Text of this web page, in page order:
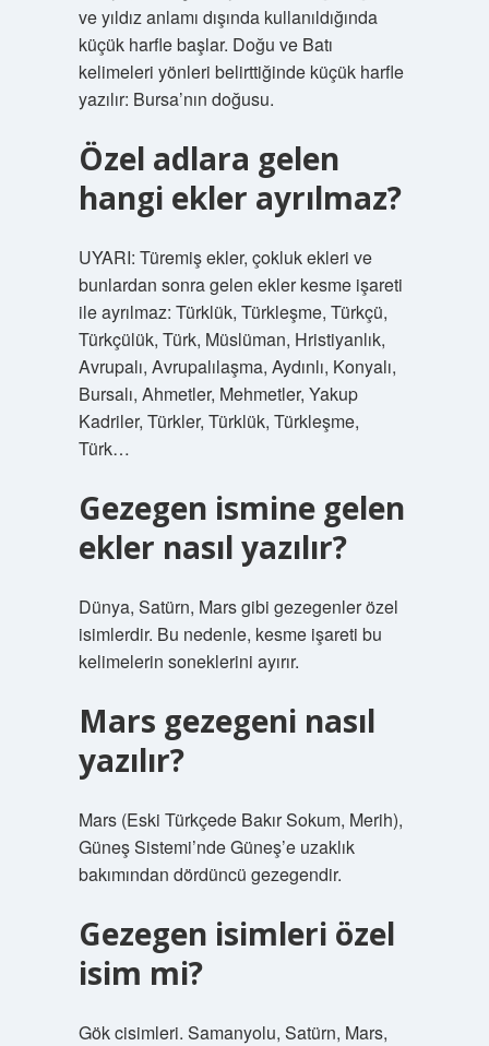
ve yıldız anlamı dışında kullanıldığında
küçük harfle başlar. Doğu ve Batı
kelimeleri yönleri belirttiğinde küçük harfle
yazılır: Bursa’nın doğusu.
Özel adlara gelen
hangi ekler ayrılmaz?
UYARI: Türemiş ekler, çokluk ekleri ve
bunlardan sonra gelen ekler kesme işareti
ile ayrılmaz: Türklük, Türkleşme, Türkçü,
Türkçülük, Türk, Müslüman, Hristiyanlık,
Avrupalı, Avrupalılaşma, Aydınlı, Konyalı,
Bursalı, Ahmetler, Mehmetler, Yakup
Kadriler, Türkler, Türklük, Türkleşme,
Türk…
Gezegen ismine gelen
ekler nasıl yazılır?
Dünya, Satürn, Mars gibi gezegenler özel
isimlerdir. Bu nedenle, kesme işareti bu
kelimelerin soneklerini ayırır.
Mars gezegeni nasıl
yazılır?
Mars (Eski Türkçede Bakır Sokum, Merih),
Güneş Sistemi’nde Güneş’e uzaklık
bakımından dördüncü gezegendir.
Gezegen isimleri özel
isim mi?
Gök cisimleri. Samanyolu, Satürn, Mars,